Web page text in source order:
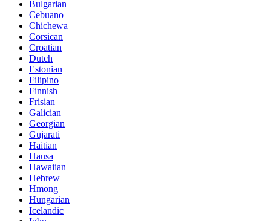
Bulgarian
Cebuano
Chichewa
Corsican
Croatian
Dutch
Estonian
Filipino
Finnish
Frisian
Galician
Georgian
Gujarati
Haitian
Hausa
Hawaiian
Hebrew
Hmong
Hungarian
Icelandic